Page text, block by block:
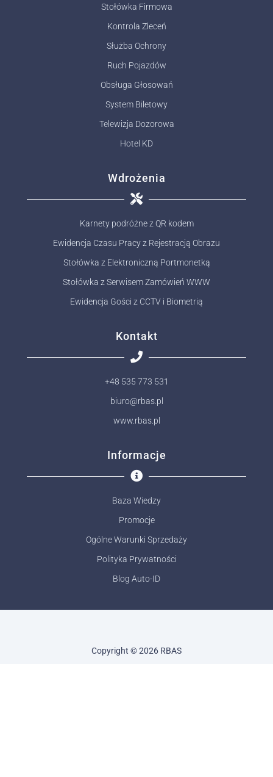
Stołówka Firmowa
Kontrola Zleceń
Służba Ochrony
Ruch Pojazdów
Obsługa Głosowań
System Biletowy
Telewizja Dozorowa
Hotel KD
Wdrożenia
Karnety podróżne z QR kodem
Ewidencja Czasu Pracy z Rejestracją Obrazu
Stołówka z Elektroniczną Portmonetką
Stołówka z Serwisem Zamówień WWW
Ewidencja Gości z CCTV i Biometrią
Kontakt
+48 535 773 531
biuro@rbas.pl
www.rbas.pl
Informacje
Baza Wiedzy
Promocje
Ogólne Warunki Sprzedaży
Polityka Prywatności
Blog Auto-ID
Copyright © 2026 RBAS